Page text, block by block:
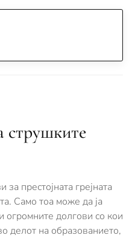
струшките
престојната грејната
Само тоа може да ја
огромните долгови со кои
делот на образованието,